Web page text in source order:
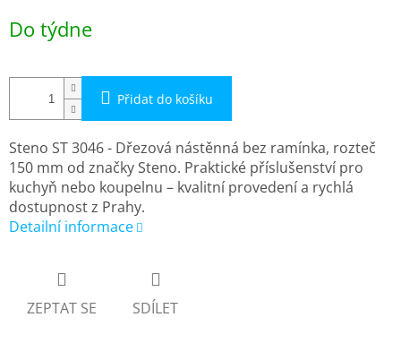
cena:
Do týdne
Přidat do košíku
Steno ST 3046 - Dřezová nástěnná bez ramínka, rozteč
150 mm od značky Steno. Praktické příslušenství pro
kuchyň nebo koupelnu – kvalitní provedení a rychlá
dostupnost z Prahy.
Detailní informace
ZEPTAT SE SDÍLET